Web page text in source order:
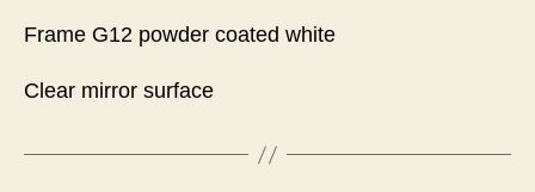
Frame G12 powder coated white
Clear mirror surface